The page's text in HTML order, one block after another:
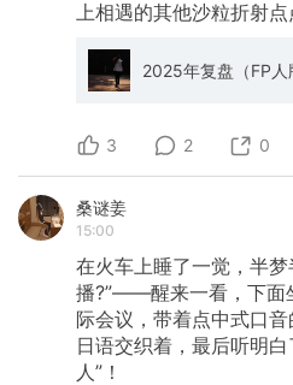
上相遇的其他沙粒折射点
2025年复盘（FP人
3 2 0
桑谜姜
15:00
在火车上睡了一觉，半
播?”——醒来一看，下面
际会议，带着点中式口音
日语交织着，最后听明
人”！